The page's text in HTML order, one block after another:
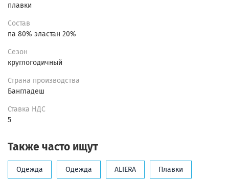
плавки
Состав
па 80% эластан 20%
Сезон
круглогодичный
Страна производства
Бангладеш
Ставка НДС
5
Также часто ищут
Одежда Одежда ALIERA Плавки